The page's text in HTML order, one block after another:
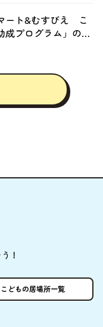
ート&むすびえ こ
成プログラム」の募
！
こどもの居場所一覧